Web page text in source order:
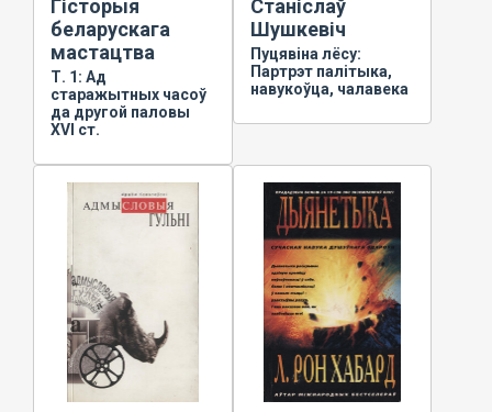
Гісторыя
беларускага
мастацтва
Т. 1: Ад
старажытных часоў
да другой паловы
XVI ст.
Станіслаў
Шушкевіч
Пуцявіна лёсу:
Партрэт палітыка,
навукоўца, чалавека